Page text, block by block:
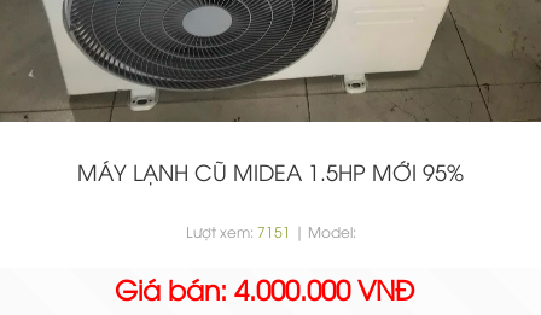
MÁY LẠNH CŨ MIDEA 1.5HP MỚI 95%
Lượt xem: 7151 | Model:
Giá bán: 4.000.000 VNĐ